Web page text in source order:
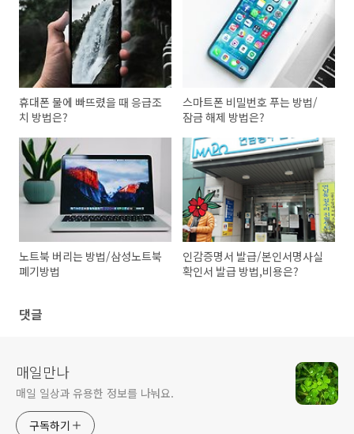
휴대폰 물에 빠뜨렸을 때 응급조
치 방법은?
스마트폰 비밀번호 푸는 방법/
잠금 해제 방법은?
노트북 버리는 방법/삼성노트북
폐기방법
인감증명서 발급/본인서명사실
확인서 발급 방법,비용은?
댓글
매일만나
매일 일상과 유용한 정보를 나눠요.
구독하기